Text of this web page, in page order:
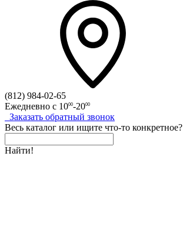
(812) 984-02-65
Ежедневно с 1000-2000
Заказать обратный звонок
Весь каталог или ищите что-то конкретное?
Найти!